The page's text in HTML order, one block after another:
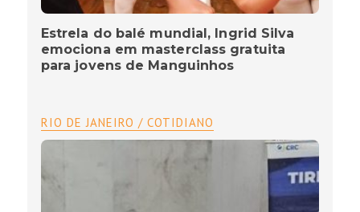
Estrela do balé mundial, Ingrid Silva
emociona em masterclass gratuita
para jovens de Manguinhos
RIO DE JANEIRO / COTIDIANO